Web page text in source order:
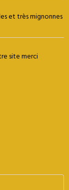
et très mignonnes
site merci